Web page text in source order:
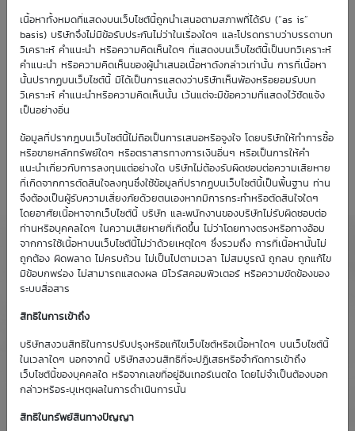
เนื้อหาทั้งหมดที่แสดงบนเว็บไซต์นี้ถูกนำเสนอตามสภาพที่ได้รับ (“as is”
basis) บริษัทจึงไม่มีข้อรับประกันไม่ว่าในเรื่องใดๆ และโปรดทราบว่าบรรดาบท
วิเคราะห์ คำแนะนำ หรือความคิดเห็นใดๆ ที่แสดงบนเว็บไซต์นี้เป็นบทวิเคราะห์
คำแนะนำ หรือความคิดเห็นของผู้นำเสนอเนื้อหาดังกล่าวเท่านั้น การที่เนื้อหา
นั้นปรากฏบนเว็บไซต์นี้ มิได้เป็นการแสดงว่าบริษัทเห็นพ้องหรือยอมรับบท
วิเคราะห์ คำแนะนำหรือความคิดเห็นนั้น เว้นแต่จะมีข้อความที่แสดงไว้ชัดแจ้ง
เป็นอย่างอื่น
ข้อมูลที่ปรากฎบนเว็บไซต์นี้ไม่ถือเป็นการเสนอหรือจูงใจ โดยบริษัทให้ทำการซื้อ
หรือขายหลักทรัพย์ใดๆ หรือตราสารทางการเงินอื่นๆ หรือเป็นการให้คำ
แนะนำเกี่ยวกับการลงทุนแต่อย่างใด บริษัทไม่ต้องรับผิดชอบต่อความเสียหาย
ที่เกิดจากการตัดสินใจลงทุนซึ่งใช้ข้อมูลที่ปรากฏบนเว็บไซต์นี้เป็นพื้นฐาน ท่าน
จึงต้องเป็นผู้รับความเสี่ยงภัยด้วยตนเองหากมีการกระทำหรือตัดสินใจใดๆ
โดยอาศัยเนื้อหาจากเว็บไซต์นี้ บริษัท และพนักงานของบริษัทไม่รับผิดชอบต่อ
ท่านหรือบุคคลใดๆ ในความเสียหายที่เกิดขึ้น ไม่ว่าโดยทางตรงหรือทางอ้อม
จากการใช้เนื้อหาบนเว็บไซต์นี้ไม่ว่าด้วยเหตุใดๆ ซึ่งรวมถึง การที่เนื้อหานั้นไม่
ถูกต้อง ผิดพลาด ไม่ครบถ้วน ไม่เป็นไปตามเวลา ไม่สมบูรณ์ ถูกลบ ถูกแก้ไข
มีข้อบกพร่อง ไม่สามารถแสดงผล มีไวรัสคอมพิวเตอร์ หรือความขัดข้องของ
ระบบสื่อสาร
สิทธิในการเข้าถึง
บริษัทสงวนสิทธิในการปรับปรุงหรือแก้ไขเว็บไซต์หรือเนื้อหาใดๆ บนเว็บไซต์นี้
ในเวลาใดๆ นอกจากนี้ บริษัทสงวนสิทธิที่จะปฏิเสธหรือจำกัดการเข้าถึง
เว็บไซต์นี้ของบุคคลใด หรือจากเลขที่อยู่อินเทอร์เนตใด โดยไม่จำเป็นต้องบอก
กล่าวหรือระบุเหตุผลในการดำเนินการนั้น
สิทธิในทรัพย์สินทางปัญญา